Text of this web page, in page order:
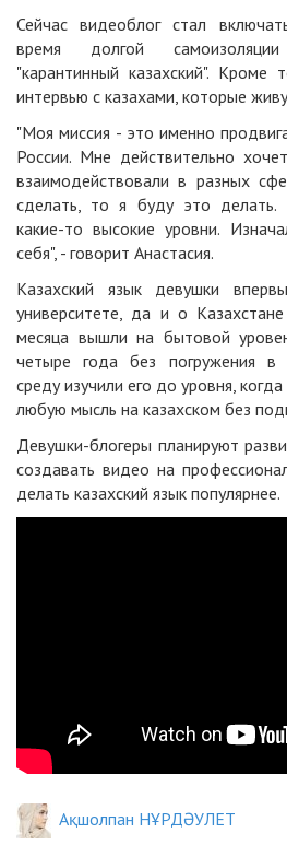
Сейчас видеоблог стал
время долгой
"карантинный казахский". Кроме
интервью с казахами, которые
"Моя миссия - это именно
России. Мне действительно
взаимодействовали в разных
сделать, то я буду это
какие-то высокие уровни.
себя", - говорит Анастасия.
Казахский язык девушки
университете, да и о
месяца вышли на бытовой
четыре года без погружения в
среду изучили его до уровня,
любую мысль на казахском без
Девушки-блогеры планируют
создавать видео на
делать казахский язык популярнее.
Ақшолпан НҰРДӘУЛЕТ